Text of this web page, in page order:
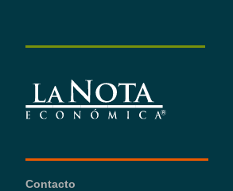
Contacto